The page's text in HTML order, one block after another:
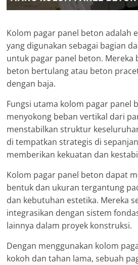
Kolom pagar panel beton adalah
yang digunakan sebagai bagian
untuk pagar panel beton. Mereka
beton bertulang atau beton
dengan baja.
Fungsi utama kolom pagar panel
menyokong beban vertikal dari
menstabilkan struktur
di tempatkan strategis di
memberikan kekuatan dan
Kolom pagar panel beton dapat
bentuk dan ukuran tergantung
dan kebutuhan estetika. Mereka
integrasikan dengan sistem
lainnya dalam proyek konstruksi.
Dengan menggunakan kolom
kokoh dan tahan lama, sebuah